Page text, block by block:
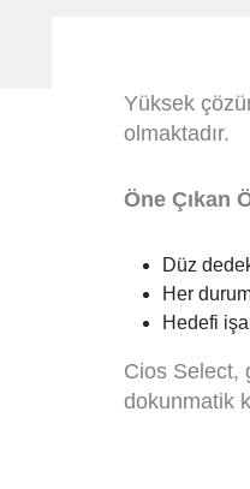
Yüksek
olmaktadır.
Öne Çıkan
Düz
Her
Hedefi
Cios Select,
dokunmatik